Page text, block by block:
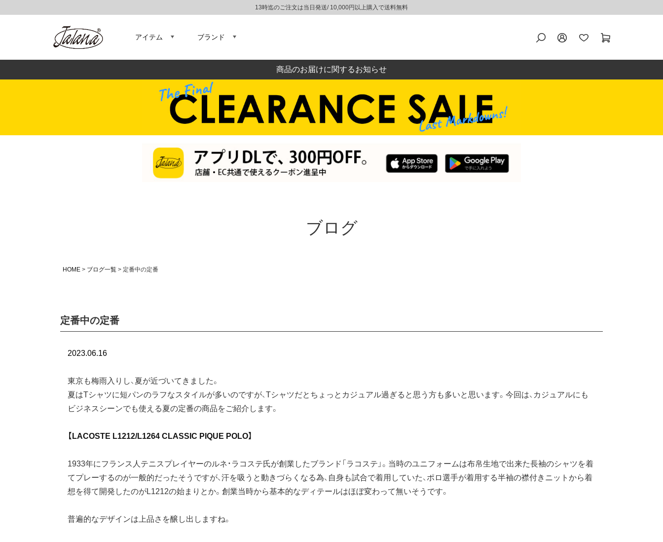
13時迄のご注文は当日発送/ 10,000円以上購入で送料無料
アイテム ブランド
商品のお届けに関するお知らせ
ブログ
HOME ブログ一覧 定番中の定番
定番中の定番
2023.06.16
東京も梅雨入りし、夏が近づいてきました。
夏はTシャツに短パンのラフなスタイルが多いのですが、Tシャツだとちょっとカジュアル過ぎると思う方も多いと思います。今回は、カジュアルにも
ビジネスシーンでも使える夏の定番の商品をご紹介します。
【LACOSTE L1212/L1264 CLASSIC PIQUE POLO】
1933年にフランス人テニスプレイヤーのルネ・ラコステ氏が創業したブランド「ラコステ」。当時のユニフォームは布帛生地で出来た長袖のシャツを着
てプレーするのが一般的だったそうですが、汗を吸うと動きづらくなる為、自身も試合で着用していた、ポロ選手が着用する半袖の襟付きニットから着
想を得て開発したのがL1212の始まりとか。創業当時から基本的なディテールはほぼ変わって無いそうです。
普遍的なデザインは上品さを醸し出しますね。